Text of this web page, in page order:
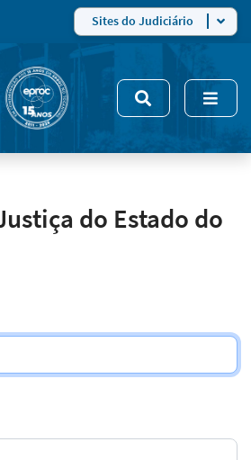
5
Sites do Judiciário
do Estado do